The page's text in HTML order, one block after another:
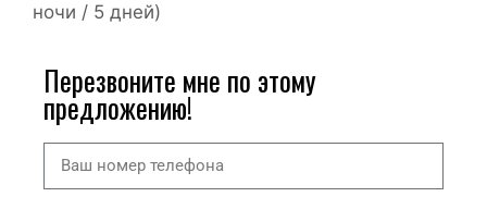
ночи / 5 дней)
Перезвоните мне по этому
предложению!